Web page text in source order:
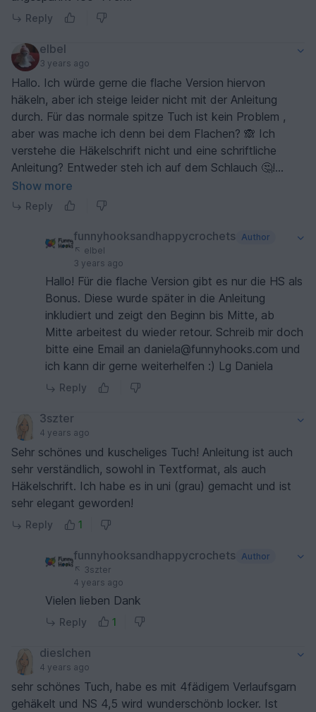
Reply
elbel
3 years ago
Hallo. Ich würde gerne die flache Version hiervon
häkeln, aber ich steige leider nicht mit der Anleitung
durch. Für das normale spitze Tuch ist kein Problem ,
aber was mache ich denn bei dem Flachen? 🙈 Ich
verstehe die Häkelschrift nicht und eine schriftliche
Anleitung? Entweder steh ich auf dem Schlauch 🤔!
Könnte ich bitte mal Hilfe bekommen?
Show more
Reply
funnyhooksandhappycrochets Author
elbel
3 years ago
Hallo! Für die flache Version gibt es nur die HS als
Bonus. Diese wurde später in die Anleitung
inkludiert und zeigt den Beginn bis Mitte, ab
Mitte arbeitest du wieder retour. Schreib mir doch
bitte eine Email an daniela@funnyhooks.com und
ich kann dir gerne weiterhelfen :) Lg Daniela
Reply
3szter
4 years ago
Sehr schönes und kuscheliges Tuch! Anleitung ist auch
sehr verständlich, sowohl in Textformat, als auch
Häkelschrift. Ich habe es in uni (grau) gemacht und ist
sehr elegant geworden!
Reply 1
funnyhooksandhappycrochets Author
3szter
4 years ago
Vielen lieben Dank
Reply 1
dieslchen
4 years ago
sehr schönes Tuch, habe es mit 4fädigem Verlaufsgarn
gehäkelt und NS 4,5 wird wunderschönb locker. Ist